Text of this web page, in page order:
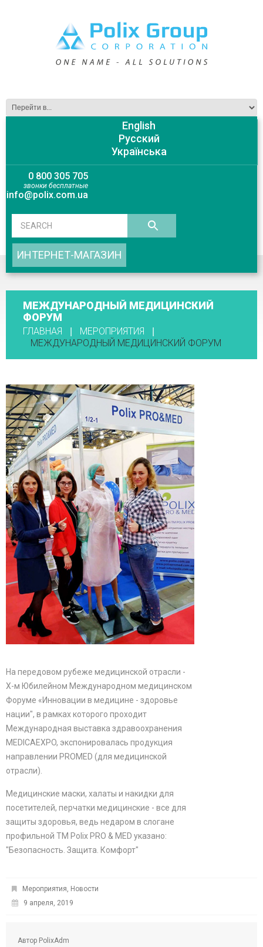
English
Русский
Українська
0 800 305 705
звонки бесплатные
info@polix.com.ua
ИНТЕРНЕТ-МАГАЗИН
МЕЖДУНАРОДНЫЙ МЕДИЦИНСКИЙ
ФОРУМ
ГЛАВНАЯ
МЕРОПРИЯТИЯ
МЕЖДУНАРОДНЫЙ МЕДИЦИНСКИЙ ФОРУМ
На передовом рубеже медицинской отрасли -
X-м Юбилейном Международном медицинском
Форуме «Инновации в медицине - здоровье
нации", в рамках которого проходит
Международная выставка здравоохранения
MEDICAEXPO, экспонировалась продукция
направлении PROMED (для медицинской
отрасли).
Медицинские маски, халаты и накидки для
посетителей, перчатки медицинские - все для
защиты здоровья, ведь недаром в слогане
профильной TM Polix PRO & MED указано:
"Безопасность. Защита. Комфорт"
Мероприятия Новости
9 апреля, 2019
Автор PolixAdm